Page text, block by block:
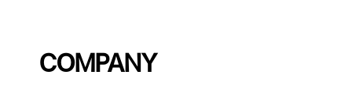
COMPANY